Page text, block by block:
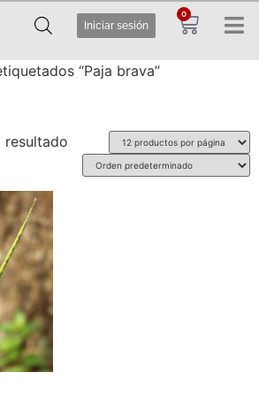
Iniciar sesión
0
“Paja brava”
resultado